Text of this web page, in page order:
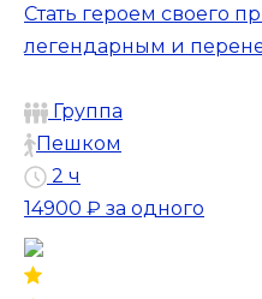
Стать героем своего
легендарным и
Группа
Пешком
2 ч
14900 ₽ за одного